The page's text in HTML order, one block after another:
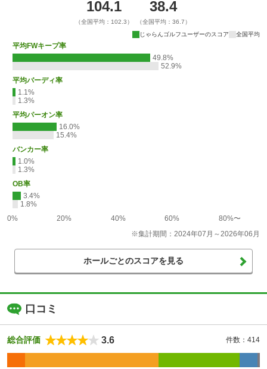
104.1
（全国平均：102.3）
38.4
（全国平均：36.7）
じゃらんゴルフユーザーのスコア
全国平均
平均FWキープ率
49.8%
52.9%
平均バーディ率
1.1%
1.3%
平均パーオン率
16.0%
15.4%
バンカー率
1.0%
1.3%
OB率
3.4%
1.8%
0%
20% 40% 60%
80%〜
※集計期間：2024年07月～2026年06月
ホールごとのスコアを見る
口コミ
総合評価 3.6 件数：414